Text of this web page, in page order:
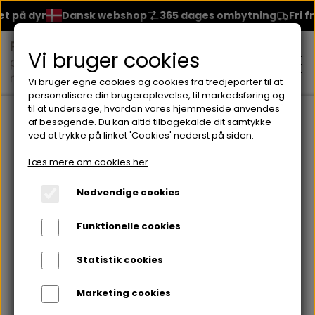
på dyr Dansk webshop 365 dages ombytning Fri
MAKEUP
ANSIGT
FOUNDATION
BLUSH
BRYN
GEL
ØJNE
HUDPLEJE
ØJENCREME
HÅRPLEJE
SHAMPOO
Forside Brands Lorvenn Hårprodukter SILVER
Vi bruger cookies
Vi bruger egne cookies og cookies fra tredjeparter til at
personalisere din brugeroplevelse, til markedsføring og
til at undersøge, hvordan vores hjemmeside anvendes
af besøgende. Du kan altid tilbagekalde dit samtykke
ved at trykke på linket 'Cookies' nederst på siden.
Læs mere om cookies her
Nødvendige cookies
Funktionelle cookies
Statistik cookies
Marketing cookies